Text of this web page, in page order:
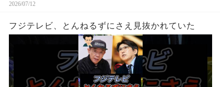
2026/07/12
フジテレビ、とんねるずにさえ見抜かれていた